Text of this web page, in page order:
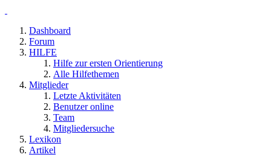
Dashboard
Forum
HILFE
Hilfe zur ersten Orientierung
Alle Hilfethemen
Mitglieder
Letzte Aktivitäten
Benutzer online
Team
Mitgliedersuche
Lexikon
Artikel